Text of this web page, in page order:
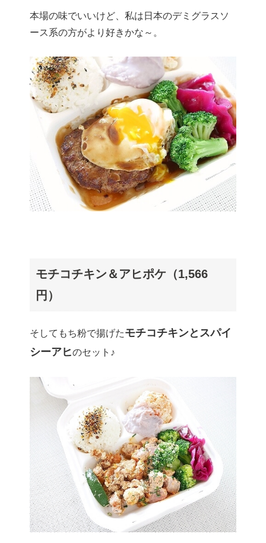
本場の味でいいけど、私は日本のデミグラスソ
ース系の方がより好きかな～。
モチコチキン＆アヒポケ（1,566
円）
そしてもち粉で揚げたモチコチキンとスパイ
シーアヒのセット♪